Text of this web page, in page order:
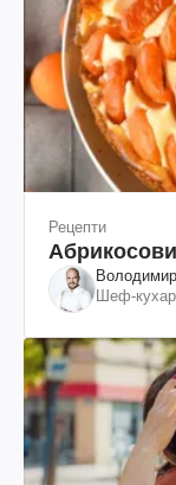
Рецепти
Шеф-кухар